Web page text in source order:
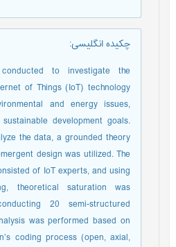
چکیده انگلیسی:
to investigate the
of Things (IoT) technology
and energy issues,
development goals.
the data, a grounded theory
design was utilized. The
of IoT experts, and using
theoretical saturation was
20 semi-structured
was performed based on
coding process (open, axial,